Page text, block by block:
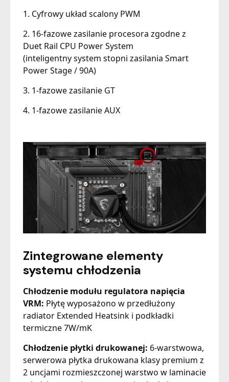
1. Cyfrowy układ scalony PWM
2. 16-fazowe zasilanie procesora zgodne z
Duet Rail CPU Power System
(inteligentny system stopni zasilania Smart
Power Stage / 90A)
3. 1-fazowe zasilanie GT
4. 1-fazowe zasilanie AUX
Zintegrowane elementy
systemu chłodzenia
Chłodzenie modułu regulatora napięcia
VRM: Płytę wyposażono w przedłużony
radiator Extended Heatsink i podkładki
termiczne 7W/mK
Chłodzenie płytki drukowanej: 6-warstwowa,
serwerowa płytka drukowana klasy premium z
2 uncjami rozmieszczonej warstwo w laminacie